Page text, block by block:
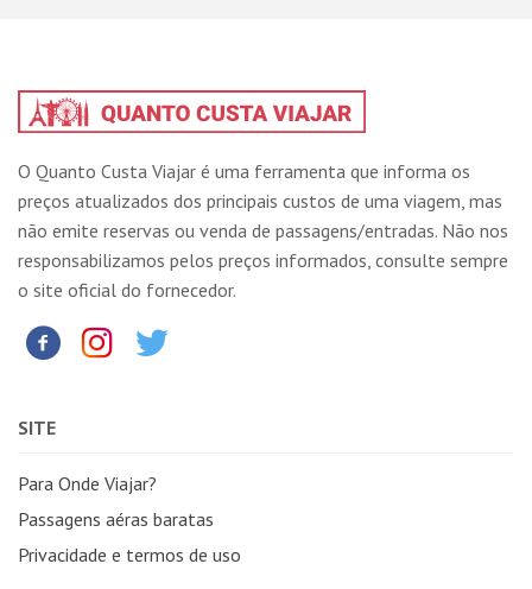
O Quanto Custa Viajar é uma ferramenta que informa os
preços atualizados dos principais custos de uma viagem, mas
não emite reservas ou venda de passagens/entradas. Não nos
responsabilizamos pelos preços informados, consulte sempre
o site oficial do fornecedor.
SITE
Para Onde Viajar?
Passagens aéras baratas
Privacidade e termos de uso